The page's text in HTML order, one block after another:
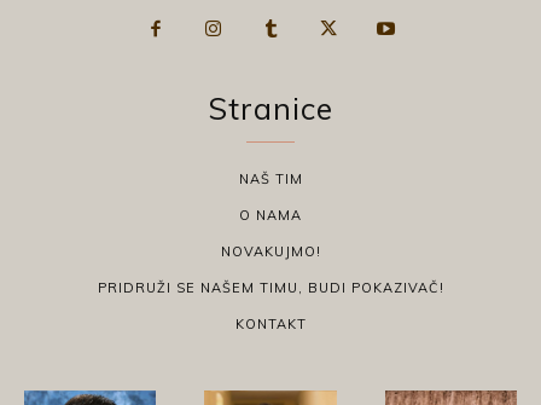
Stranice
NAŠ TIM
O NAMA
NOVAKUJMO!
PRIDRUŽI SE NAŠEM TIMU, BUDI POKAZIVAČ!
KONTAKT